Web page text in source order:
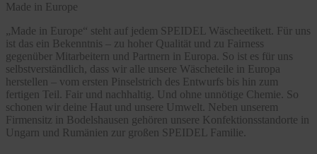
Made in Europe
„Made in Europe“ steht auf jedem SPEIDEL Wäscheetikett. Für uns
ist das ein Bekenntnis – zu hoher Qualität und zu Fairness
gegenüber Mitarbeitern und Partnern in Europa. So ist es für uns
selbstverständlich, dass wir alle unsere Wäscheteile in Europa
herstellen – vom ersten Pinselstrich des Entwurfs bis hin zum
fertigen Teil. Fair und nachhaltig. Und ohne unnötige Chemie. So
schonen wir deine Haut und unsere Umwelt. Neben unserem
Firmensitz in Bodelshausen gehören unsere Konfektionsstandorte in
Ungarn und Rumänien zur großen SPEIDEL Familie.